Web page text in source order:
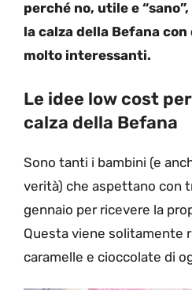
perché no, utile e
la calza della Befana
molto interessanti.
Le idee low cost
calza della Befana
Sono tanti i bambini (e
verità) che aspettano con
gennaio per ricevere la
Questa viene solitamente
caramelle e cioccolate di